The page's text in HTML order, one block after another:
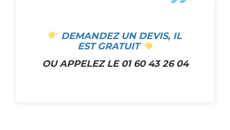
DEMANDEZ UN DEVIS, IL
EST GRATUIT
OU APPELEZ LE 01 60 43 26 04